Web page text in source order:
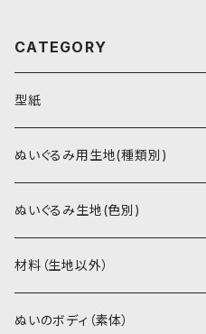
CATEGORY
型紙
書籍（紙の本）
PDFデータ（ダウンロード）
ぬいぐるみ用生地(種類別)
ソフトボア（短毛）
ソフトボア（5mm）
ぬいトリコット
ぬいぐるみ生地(色別)
ソフトボア
スキンカラー系
ぬいトリコット
材料（生地以外）
アイロン接着シート
ぬいのボディ（素体）